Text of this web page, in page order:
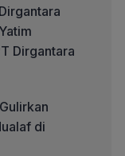
Dirgantara
di